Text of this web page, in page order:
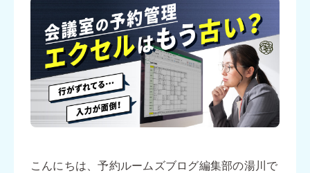
こんにちは、予約ルームズブログ編集部の湯川で